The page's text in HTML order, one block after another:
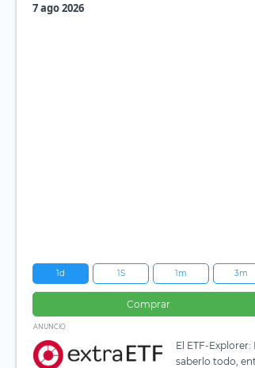
7 ago 2026
1d 1S 1m 3m
Comprar
ANUNCIO
El ETF-
saberlo todo,